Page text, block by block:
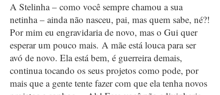
A Stelinha – como você sempre chamou a sua
netinha – ainda não nasceu, pai, mas quem sabe, né?!
Por mim eu engravidaria de novo, mas o Gui quer
esperar um pouco mais. A mãe está louca para ser
avó de novo. Ela está bem, é guerreira demais,
continua tocando os seus projetos como pode, por
mais que a gente tente fazer com que ela tenha novos